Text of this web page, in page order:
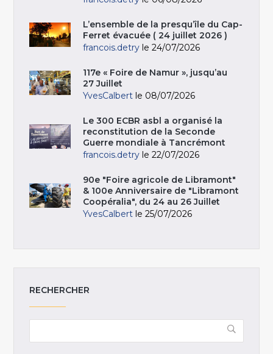
L’ensemble de la presqu’île du Cap-
Ferret évacuée ( 24 juillet 2026 )
francois.detry le 24/07/2026
117e « Foire de Namur », jusqu’au
27 Juillet
YvesCalbert le 08/07/2026
Le 300 ECBR asbl a organisé la
reconstitution de la Seconde
Guerre mondiale à Tancrémont
francois.detry le 22/07/2026
90e "Foire agricole de Libramont"
& 100e Anniversaire de "Libramont
Coopéralia", du 24 au 26 Juillet
YvesCalbert le 25/07/2026
RECHERCHER